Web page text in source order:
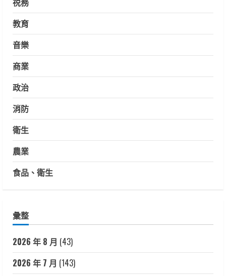
教育
音樂
商業
政治
消防
衛生
農業
食品、衛生
彙整
2026 年 8 月 (43)
2026 年 7 月 (143)